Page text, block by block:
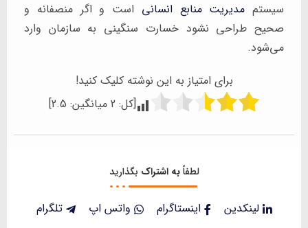
سیستم مدیریت منابع انسانی است و اگر منصفانه و
صحیح طراحی نشود خسارت سنگینی به سازمان وارد
می‌شود.
برای امتیاز به این نوشته کلیک کنید!
[کل: 2 میانگین: 2.5
]
لطفاًبه اشتراک بگذارید
لینکدین اینستاگرام واتس اپ
تلگرام